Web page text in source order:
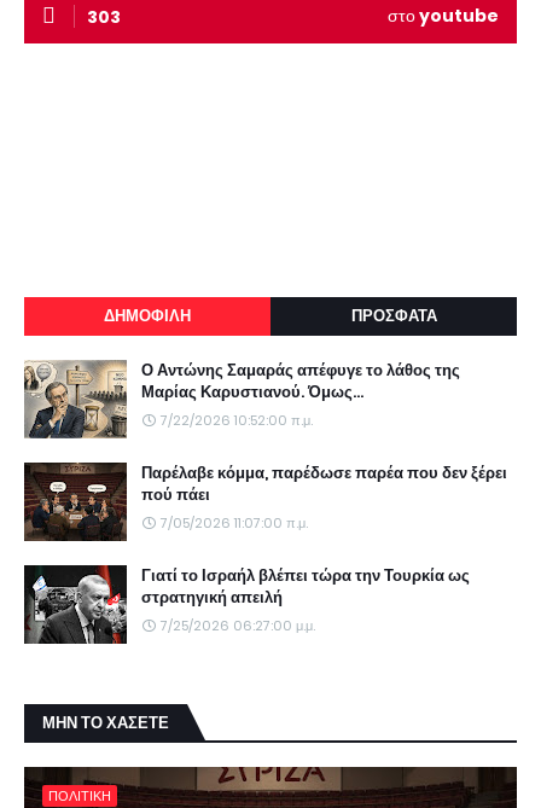
303 στοyoutube
ΔΗΜΟΦΙΛΗ ΠΡΟΣΦΑΤΑ
Ο Αντώνης Σαμαράς απέφυγε το λάθος της
Μαρίας Καρυστιανού. Όμως...
7/22/2026 10:52:00 π.μ.
Παρέλαβε κόμμα, παρέδωσε παρέα που δεν ξέρει
πού πάει
7/05/2026 11:07:00 π.μ.
Γιατί το Ισραήλ βλέπει τώρα την Τουρκία ως
στρατηγική απειλή
7/25/2026 06:27:00 μ.μ.
ΜΗΝ ΤΟ ΧΑΣΕΤΕ
ΠΟΛΙΤΙΚΗ